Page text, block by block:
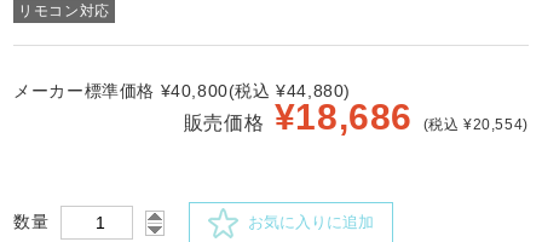
リモコン対応
メーカー標準価格 ¥40,800(税込 ¥44,880)
販売価格 ¥18,686 (税込 ¥20,554)
数量 お気に入りに追加